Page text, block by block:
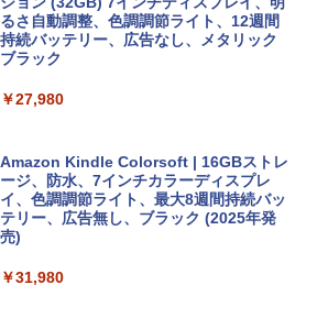
13インチノートブック：AIとApple Intell
igence、13.6インチLiquid Retinaディ
スプレイ、16GBユニファイドメモリ、1
ームカメラ、日本語キーボード、Touch I
￥261,414
【Amazon.co.jp限定】 HP ノートパソコ
ン 15-fd 15.6インチ 16GBメモリ 512GB
￥3,200
Robloxギフトカード - 1000 Robux 【限
ラインコード版
￥1,600
ト): Java & Bedrock Edition | オンライ
￥99
1冊ですべて身につくHTML & CSSとWe
￥1,292
FM TOWNS ハイパー・カタログ: 本体ハ
ェクトリストと最新エミュレータ紹介
るさ自動調整、色調調節ライト、12週間
持続バッテリー、広告なし、メタリック
ブラック
￥27,980
Amazon Kindle Colorsoft | 16GBストレ
ージ、防水、7インチカラーディスプレ
イ、色調調節ライト、最大8週間持続バッ
テリー、広告無し、ブラック (2025年発
売)
￥31,980